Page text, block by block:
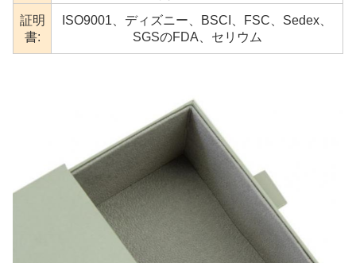
証明
書:
ISO9001、ディズニー、BSCI、FSC、Sedex、
SGSのFDA、セリウム